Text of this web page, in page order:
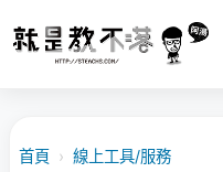
首頁 › 線上工具/服務